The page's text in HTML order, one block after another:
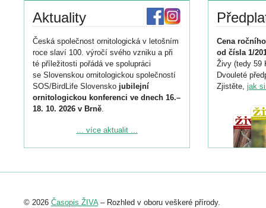
Aktuality
Česká společnost ornitologická v letošním
roce slaví 100. výročí svého vzniku a při
té příležitosti pořádá ve spolupráci
se Slovenskou ornitologickou společností
SOS/BirdLife Slovensko jubilejní
ornitologickou konferenci ve dnech 16.–
18. 10. 2026 v Brně.
Podrobnější informace ke konferenci
Registrovat se můžete do 6. září.
abstraktu přihlášené přednášky nebo
... více aktualit ...
Cena
od čísla 1/
Živy (tedy 59
Dvouleté
Zjistěte, jak
© 2026 Časopis ŽIVA– Rozhled v oboru veškeré přírody.